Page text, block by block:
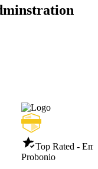
Top Rated -
Probonio